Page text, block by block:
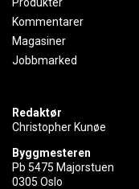
Kommentarer
Magasiner
Jobbmarked
Redaktør
Christopher Kunøe
Byggmesteren
Pb 5475 Majorstuen
0305 Oslo